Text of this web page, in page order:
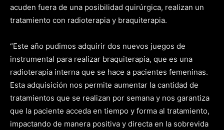
acuden fuera de una posibilidad quirúrgica, realizan un
tratamiento con radioterapia y braquiterapia.
“Este año pudimos adquirir dos nuevos juegos de
instrumental para realizar braquiterapia, que es una
radioterapia interna que se hace a pacientes femeninas.
Esta adquisición nos permite aumentar la cantidad de
tratamientos que se realizan por semana y nos garantiza
que la paciente acceda en tiempo y forma al tratamiento,
impactando de manera positiva y directa en la sobrevida